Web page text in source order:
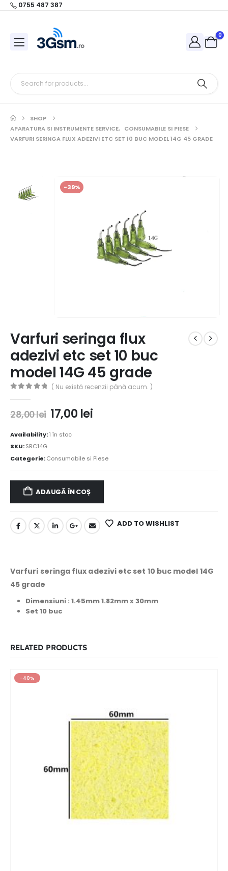
0755 487 387
0
SHOP
APARATURA SI INSTRUMENTE SERVICE, CONSUMABILE SI PIESE
VARFURI SERINGA FLUX ADEZIVI ETC SET 10 BUC MODEL 14G 45 GRADE
-39%
Varfuri seringa flux
adezivi etc set 10 buc
model 14G 45 grade
( Nu există recenzii până acum. )
28,00lei 17,00 lei
Availability:1 în stoc
SKU:SRC14G
Categorie:Consumabile si Piese
ADAUGĂ ÎN COȘ
ADD TO WISHLIST
Varfuri seringa flux adezivi etc set 10 buc model 14G
45 grade
Dimensiuni : 1.45mm 1.82mm x 30mm
Set 10 buc
RELATED PRODUCTS
-40%